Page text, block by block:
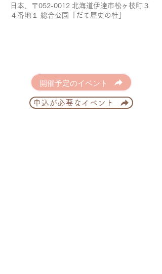
日本、〒052-0012 北海道伊達市松ヶ枝町３
４番地１ 総合公園「だて歴史の杜」
開催予定のイベント
申込が必要なイベント